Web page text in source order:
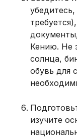
Кению. Не
солнца,
обувь для
изучите